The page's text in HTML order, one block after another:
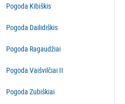
Pogoda Kibiškis
Pogoda Dailidiškis
Pogoda Ragaudžiai
Pogoda Vaišvilčiai II
Pogoda Zubiškiai